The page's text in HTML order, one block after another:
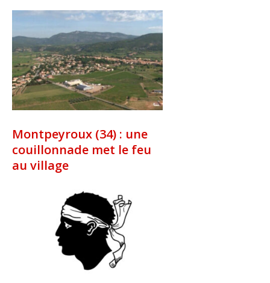
Montpeyroux (34) : une
couillonnade met le feu
au village